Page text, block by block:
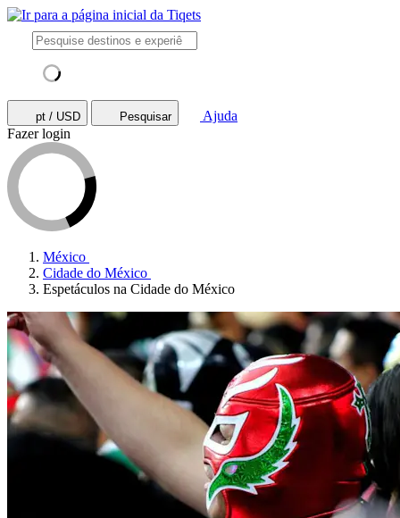
pt / USD Pesquisar
Ajuda
Fazer login
México
Cidade do México
Espetáculos na Cidade do México